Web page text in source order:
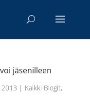
jäsenilleen
2013 | Kaikki Blogit,